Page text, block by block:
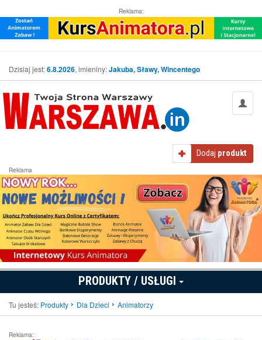
Reklama:
Dzisiaj jest:6.8.2026, imieniny:Jakuba, Sławy, Wincentego
Dodaj produkt
Reklama
PRODUKTY / USŁUGI
Tu jesteś: Produkty Dla Dzieci Animatorzy
Reklama: